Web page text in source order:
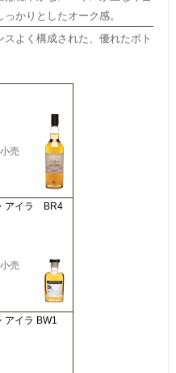
っかりとしたオーク感。
スよく構成された、優れたボト
売
アイラ BR4
売
アイラ BW1